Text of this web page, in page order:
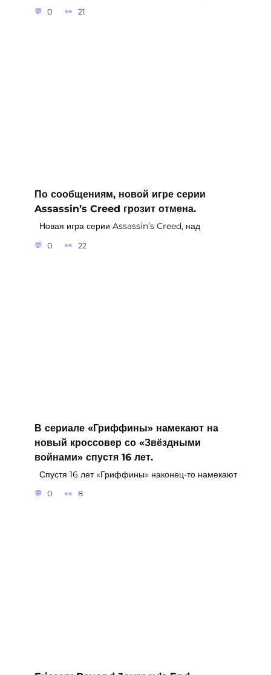
0 21
По сообщениям, новой игре серии
Assassin’s Creed грозит отмена.
Новая игра серии Assassin’s Creed, над
0 22
В сериале «Гриффины» намекают на
новый кроссовер со «Звёздными
войнами» спустя 16 лет.
Спустя 16 лет «Гриффины» наконец-то намекают
0 8